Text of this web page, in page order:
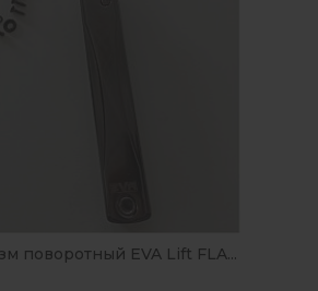
поворотный EVA Lift FLA...